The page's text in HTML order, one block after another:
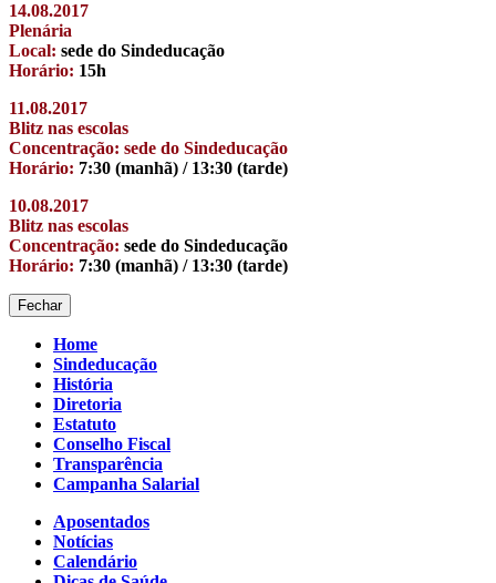
14.08.2017
Plenária
Local: sede do Sindeducação
Horário: 15h
11.08.2017
Blitz nas escolas
Concentração: sede do Sindeducação
Horário: 7:30 (manhã) / 13:30 (tarde)
10.08.2017
Blitz nas escolas
Concentração: sede do Sindeducação
Horário: 7:30 (manhã) / 13:30 (tarde)
Fechar
Home
Sindeducação
História
Diretoria
Estatuto
Conselho Fiscal
Transparência
Campanha Salarial
Aposentados
Notícias
Calendário